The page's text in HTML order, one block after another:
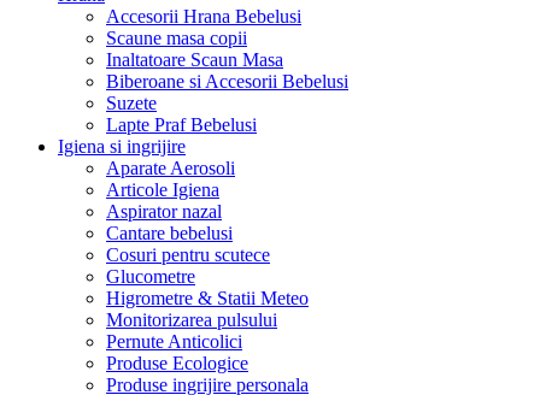
Accesorii Hrana Bebelusi
Scaune masa copii
Inaltatoare Scaun Masa
Biberoane si Accesorii Bebelusi
Suzete
Lapte Praf Bebelusi
Igiena si ingrijire
Aparate Aerosoli
Articole Igiena
Aspirator nazal
Cantare bebelusi
Cosuri pentru scutece
Glucometre
Higrometre & Statii Meteo
Monitorizarea pulsului
Pernute Anticolici
Produse Ecologice
Produse ingrijire personala